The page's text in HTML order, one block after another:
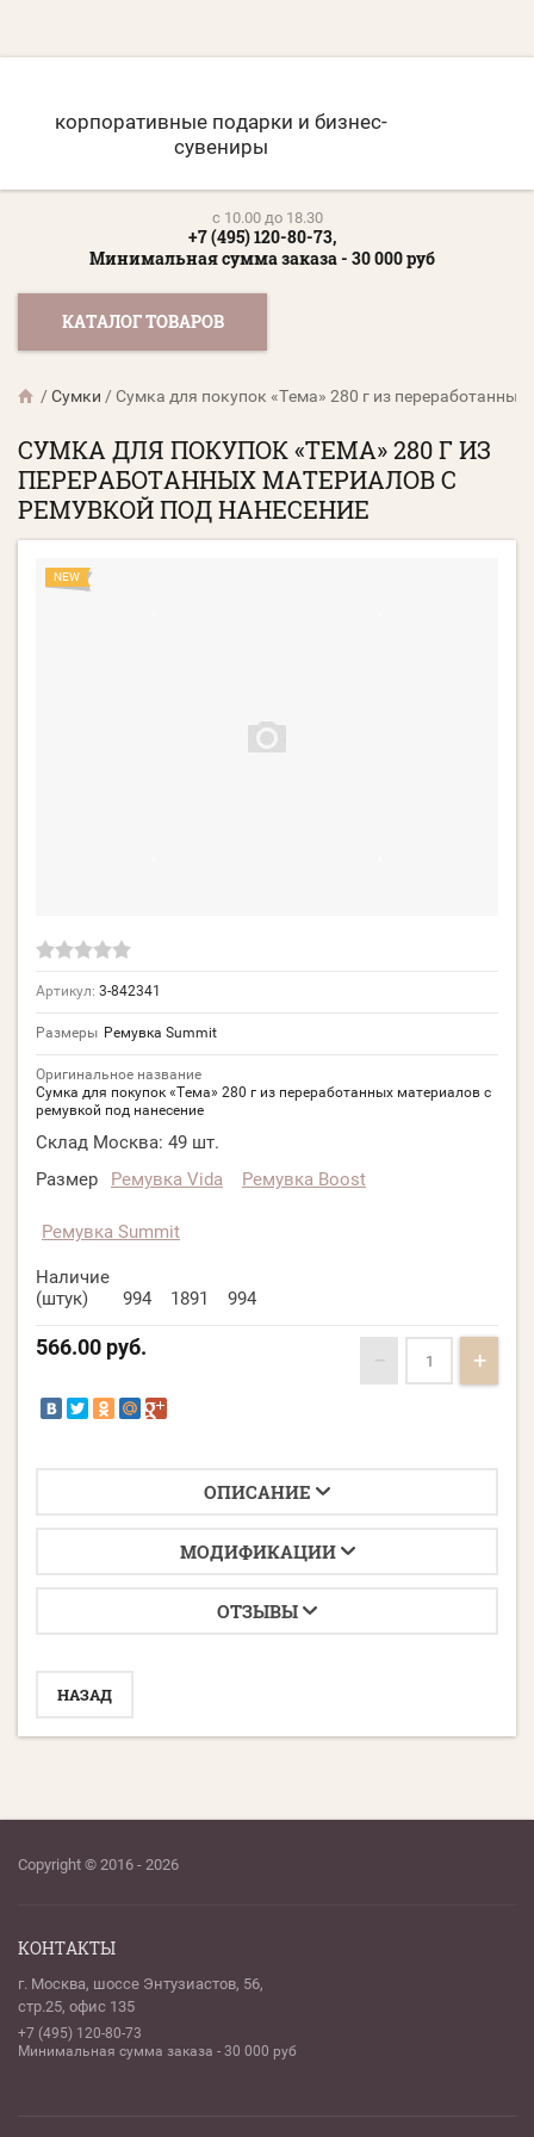
корпоративные подарки и бизнес-
сувениры
c 10.00 до 18.30
+7 (495) 120-80-73,
Минимальная сумма заказа - 30 000 руб
КАТАЛОГ ТОВАРОВ
/Сумки /Сумка для покупок «Тема» 280 г из
СУМКА ДЛЯ ПОКУПОК «ТЕМА» 280 Г ИЗ
ПЕРЕРАБОТАННЫХ МАТЕРИАЛОВ С
РЕМУВКОЙ ПОД НАНЕСЕНИЕ
NEW
Артикул: 3-842341
Размеры Ремувка Summit
Оригинальное название
Сумка для покупок «Тема» 280 г из переработанных материалов с
ремувкой под нанесение
Склад Москва: 49 шт.
Размер
Ремувка Vida Ремувка Boost
Ремувка Summit
Наличие
(штук)
994 1891 994
566.00 руб. − +
ОПИСАНИЕ
МОДИФИКАЦИИ
ОТЗЫВЫ
НАЗАД
Copyright © 2016 - 2026
КОНТАКТЫ
г. Москва, шоссе Энтузиастов, 56,
стр.25, офис 135
+7 (495) 120-80-73
Минимальная сумма заказа - 30 000 руб